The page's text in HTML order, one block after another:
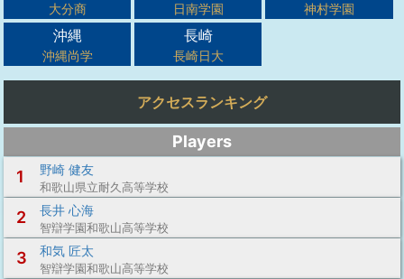
大分商 日南学園 神村学園
沖縄
沖縄尚学
長崎
長崎日大
アクセスランキング
Players
1
野崎 健友
和歌山県立耐久高等学校
2 長井 心海
智辯学園和歌山高等学校
3 和気 匠太
智辯学園和歌山高等学校